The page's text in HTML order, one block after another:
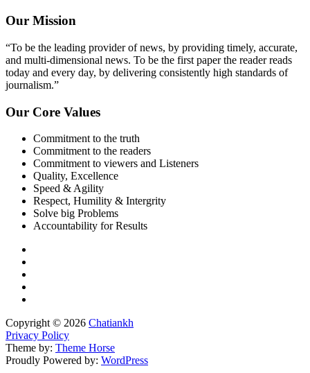
Our Mission
“To be the leading provider of news, by providing timely, accurate,
and multi-dimensional news. To be the first paper the reader reads
today and every day, by delivering consistently high standards of
journalism.”
Our Core Values
Commitment to the truth
Commitment to the readers
Commitment to viewers and Listeners
Quality, Excellence
Speed & Agility
Respect, Humility & Intergrity
Solve big Problems
Accountability for Results
Copyright © 2026 Chatiankh
Privacy Policy
Theme by: Theme Horse
Proudly Powered by: WordPress